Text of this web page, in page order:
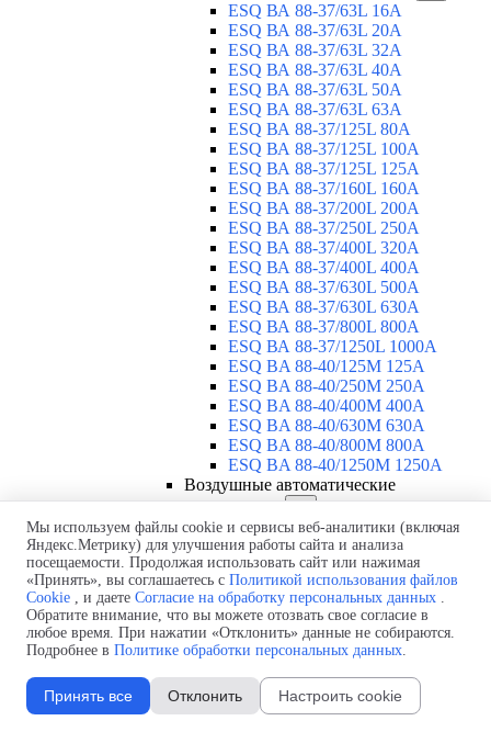
ESQ ВА 88-37/63L 16A
ESQ ВА 88-37/63L 20A
ESQ ВА 88-37/63L 32A
ESQ ВА 88-37/63L 40A
ESQ ВА 88-37/63L 50A
ESQ ВА 88-37/63L 63A
ESQ ВА 88-37/125L 80A
ESQ ВА 88-37/125L 100A
ESQ ВА 88-37/125L 125A
ESQ ВА 88-37/160L 160A
ESQ ВА 88-37/200L 200A
ESQ ВА 88-37/250L 250A
ESQ ВА 88-37/400L 320A
ESQ ВА 88-37/400L 400A
ESQ ВА 88-37/630L 500A
ESQ ВА 88-37/630L 630A
ESQ ВА 88-37/800L 800A
ESQ ВА 88-37/1250L 1000A
ESQ BA 88-40/125M 125A
ESQ BA 88-40/250M 250A
ESQ BA 88-40/400M 400A
ESQ BA 88-40/630М 630A
ESQ BA 88-40/800M 800A
ESQ BA 88-40/1250М 1250A
Воздушные автоматические
выключатели ▼
ESQ ВА99-40B 3F M2C2S2 M
2500A
ESQ ВА99-40A 3F M2C2S2 М
800A
ESQ ВА99-40A 3F M2C2S2 М
630A
ESQ ВА99-40A 3F M2C2S2 М
ESQ ВА99-40A 3F M2C2S2 М
1600A
Мы используем файлы cookie и сервисы веб-аналитики (включая
Яндекс.Метрику) для улучшения работы сайта и анализа
посещаемости. Продолжая использовать сайт или нажимая
«Принять», вы соглашаетесь с Политикой использования файлов
Cookie , и даете Согласие на обработку персональных данных .
Обратите внимание, что вы можете отозвать свое согласие в
любое время. При нажатии «Отклонить» данные не собираются.
Подробнее в Политике обработки персональных данных.
Принять все Отклонить Настроить cookie